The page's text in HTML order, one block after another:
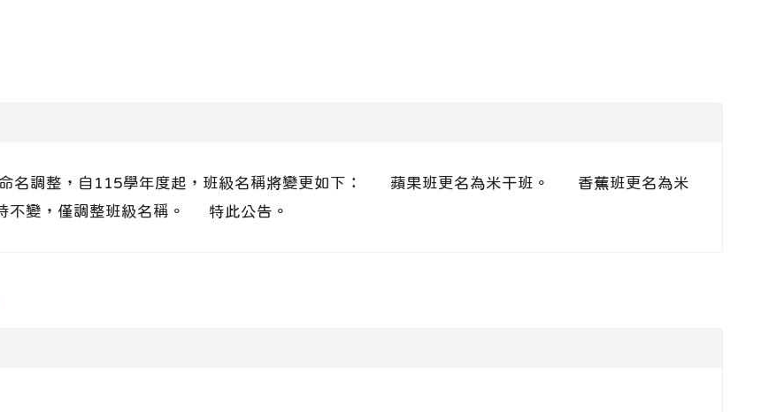
名調整，自115學年度起，班級名稱將變更如下： 蘋果班更名為米干班。 香蕉班更名為米
不變，僅調整班級名稱。 特此公告。